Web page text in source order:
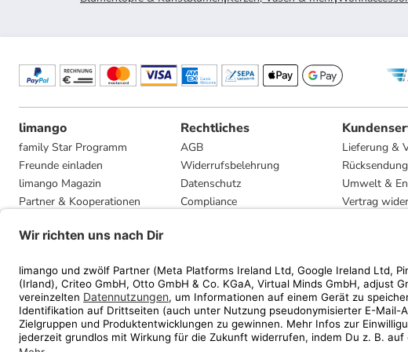
limango
family Star Programm
Freunde einladen
limango Magazin
Partner & Kooperationen
Presse
Rechtliches
AGB
Widerrufsbelehrung
Datenschutz
Compliance
Lieferung &
Umwelt &
Vertrag